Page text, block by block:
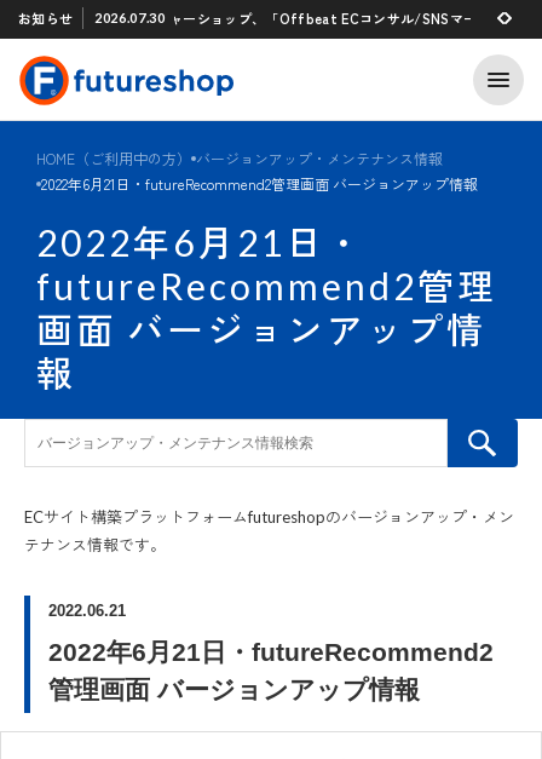
お知らせ
アプリ 「STAFF START」とのタグ連携を開始
2026.07.30
フューチャーショップ、「Offbeat ECコンサル/SNSマーケティング
2026.07.29
HOME（ご利用中の方）
バージョンアップ・メンテナンス情報
2022年6月21日・futureRecommend2管理画面 バージョンアップ情報
2022年6月21日・
futureRecommend2管理
画面 バージョンアップ情
報
ECサイト構築プラットフォームfutureshopのバージョンアップ・メン
テナンス情報です。
2022.06.21
2022年6月21日・futureRecommend2
管理画面バージョンアップ情報